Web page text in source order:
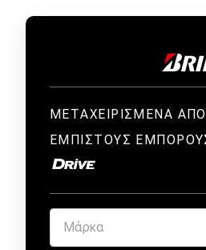
ΜΕΤΑΧΕΙΡΙΣΜΕΝΑ ΑΠΟ
ΕΜΠΙΣΤΟΥΣ